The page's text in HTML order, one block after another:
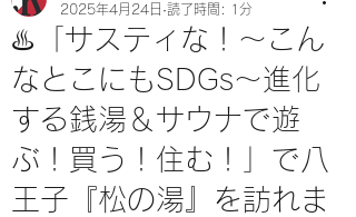
♨️「サスティな！～こん
なとこにもSDGs～進化
する銭湯＆サウナで遊
ぶ！買う！住む！」で八
王子『松の湯』を訪れま
2025年4月24日 読了時間: 1分